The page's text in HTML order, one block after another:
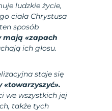
ludzkie życie,
ciała Chrystusa
sposób
mają «zapach
ich głosu.
staje się
«towarzyszyć».
we wszystkich jej
także tych